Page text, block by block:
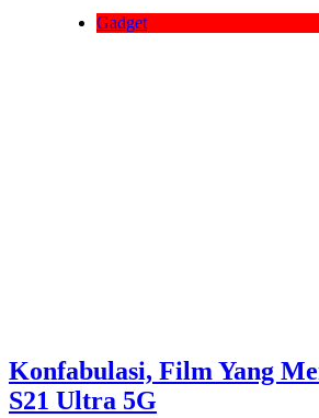
Gadget
Konfabulasi, Film Yang
S21 Ultra 5G